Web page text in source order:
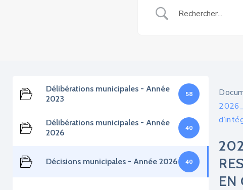
Délibérations municipales - Année
2023
58
Délibérations municipales - Année
2026
40
Décisions municipales - Année 2026 40
EN